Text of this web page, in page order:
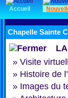
Accueil
Chapelle Sainte
» Visite
» Histoire de
» Images du